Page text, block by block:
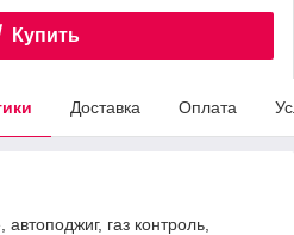
Купить
Доставка Оплата
газ контроль,